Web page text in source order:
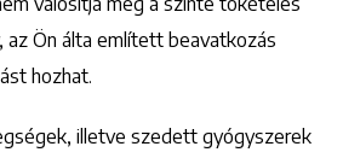
az Ön álta említett beavatkozás
hozhat.
illetve szedett gyógyszerek